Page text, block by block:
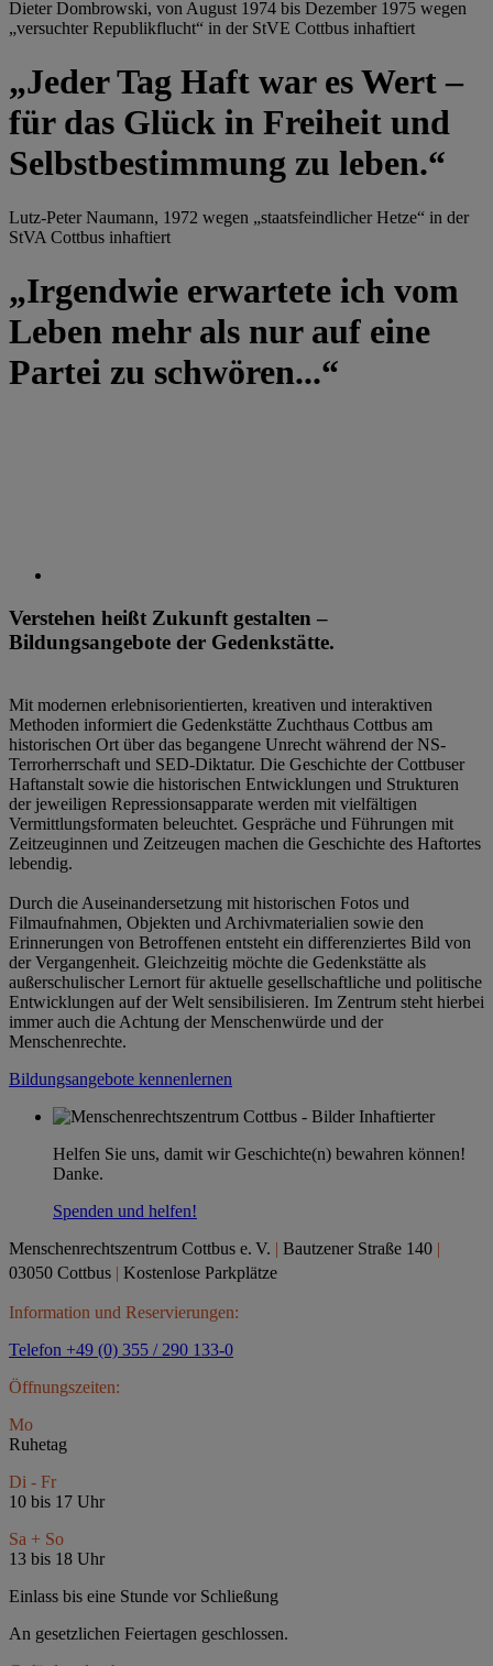
Dieter Dombrowski, von August 1974 bis Dezember 1975 wegen
„versuchter Republikflucht“ in der StVE Cottbus inhaftiert
„Jeder Tag Haft war es Wert –
für das Glück in Freiheit und
Selbstbestimmung zu leben.“
Lutz-Peter Naumann, 1972 wegen „staatsfeindlicher Hetze“ in der
StVA Cottbus inhaftiert
„Irgendwie erwartete ich vom
Leben mehr als nur auf eine
Partei zu schwören...“
Verstehen heißt Zukunft gestalten –
Bildungsangebote der Gedenkstätte.
Mit modernen erlebnisorientierten, kreativen und interaktiven
Methoden informiert die Gedenkstätte Zuchthaus Cottbus am
historischen Ort über das begangene Unrecht während der NS-
Terrorherrschaft und SED-Diktatur. Die Geschichte der Cottbuser
Haftanstalt sowie die historischen Entwicklungen und Strukturen
der jeweiligen Repressionsapparate werden mit vielfältigen
Vermittlungsformaten beleuchtet. Gespräche und Führungen mit
Zeitzeuginnen und Zeitzeugen machen die Geschichte des Haftortes
lebendig.
Durch die Auseinandersetzung mit historischen Fotos und
Filmaufnahmen, Objekten und Archivmaterialien sowie den
Erinnerungen von Betroffenen entsteht ein differenziertes Bild von
der Vergangenheit. Gleichzeitig möchte die Gedenkstätte als
außerschulischer Lernort für aktuelle gesellschaftliche und politische
Entwicklungen auf der Welt sensibilisieren. Im Zentrum steht hierbei
immer auch die Achtung der Menschenwürde und der
Menschenrechte.
Bildungsangebote kennenlernen
Helfen Sie uns, damit wir Geschichte(n) bewahren können!
Danke.
Spenden und helfen!
Menschenrechtszentrum Cottbus e. V. | Bautzener Straße 140 |
03050 Cottbus | Kostenlose Parkplätze
Information und Reservierungen:
Telefon +49 (0) 355 / 290 133-0
Öffnungszeiten:
Mo
Ruhetag
Di - Fr
10 bis 17 Uhr
Sa + So
13 bis 18 Uhr
Einlass bis eine Stunde vor Schließung
An gesetzlichen Feiertagen geschlossen.